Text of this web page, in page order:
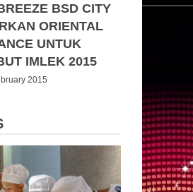
BSD CITY
ORIENTAL
UNTUK
IMLEK 2015
2015